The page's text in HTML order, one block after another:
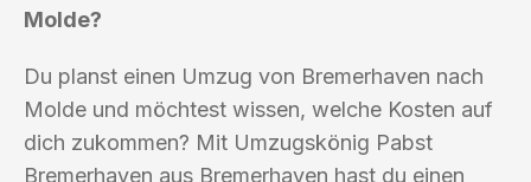
Molde?
Du planst einen Umzug von Bremerhaven nach
Molde und möchtest wissen, welche Kosten auf
dich zukommen? Mit Umzugskönig Pabst
Bremerhaven aus Bremerhaven hast du einen